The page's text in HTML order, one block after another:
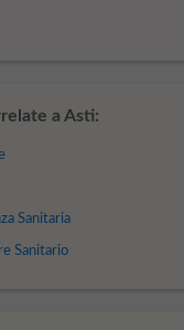
a Asti:
Sanitaria
Sanitario